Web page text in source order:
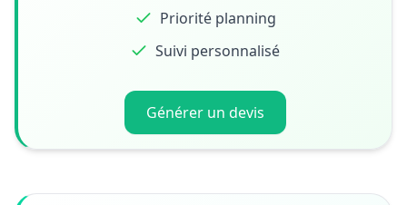
Priorité planning
Suivi personnalisé
Générer un devis